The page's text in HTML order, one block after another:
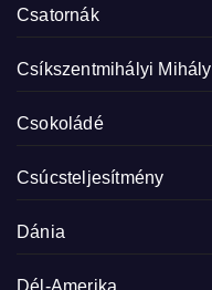
Csatornák
Csíkszentmihályi Mihály
Csokoládé
Csúcsteljesítmény
Dánia
Dél-Amerika